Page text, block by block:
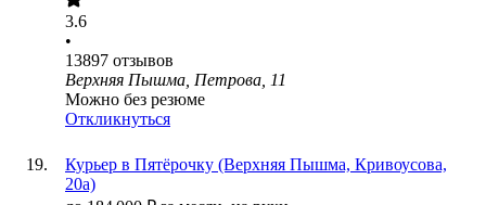
3.6
•
13897 отзывов
Верхняя Пышма, Петрова, 11
Можно без резюме
Откликнуться
Курьер в Пятёрочку (Верхняя Пышма, Кривоусова,
20а)